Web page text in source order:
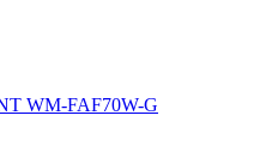
WM-FAF70W-G